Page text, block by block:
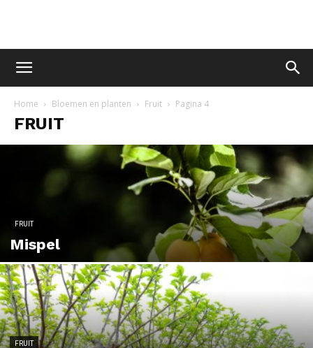
Home Bloemen en planten Fruit Pagina 4
FRUIT
FRUIT
Mispel
FRUIT